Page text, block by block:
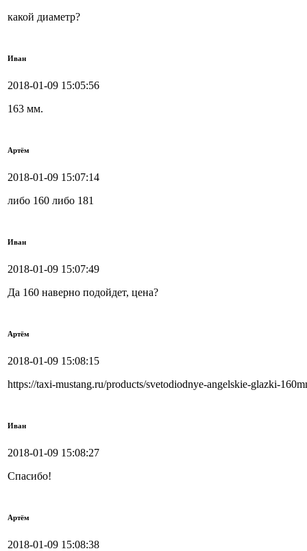
какой диаметр?
Иван
2018-01-09 15:05:56
163 мм.
Артём
2018-01-09 15:07:14
либо 160 либо 181
Иван
2018-01-09 15:07:49
Да 160 наверно подойдет, цена?
Артём
2018-01-09 15:08:15
https://taxi-mustang.ru/products/svetodiodnye-angelskie-glazki-
Иван
2018-01-09 15:08:27
Спасибо!
Артём
2018-01-09 15:08:38